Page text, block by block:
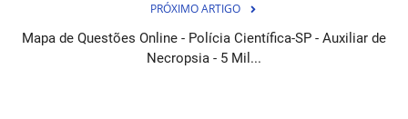
PRÓXIMO ARTIGO
Mapa de Questões Online - Polícia Científica-SP - Auxiliar de
Necropsia - 5 Mil...